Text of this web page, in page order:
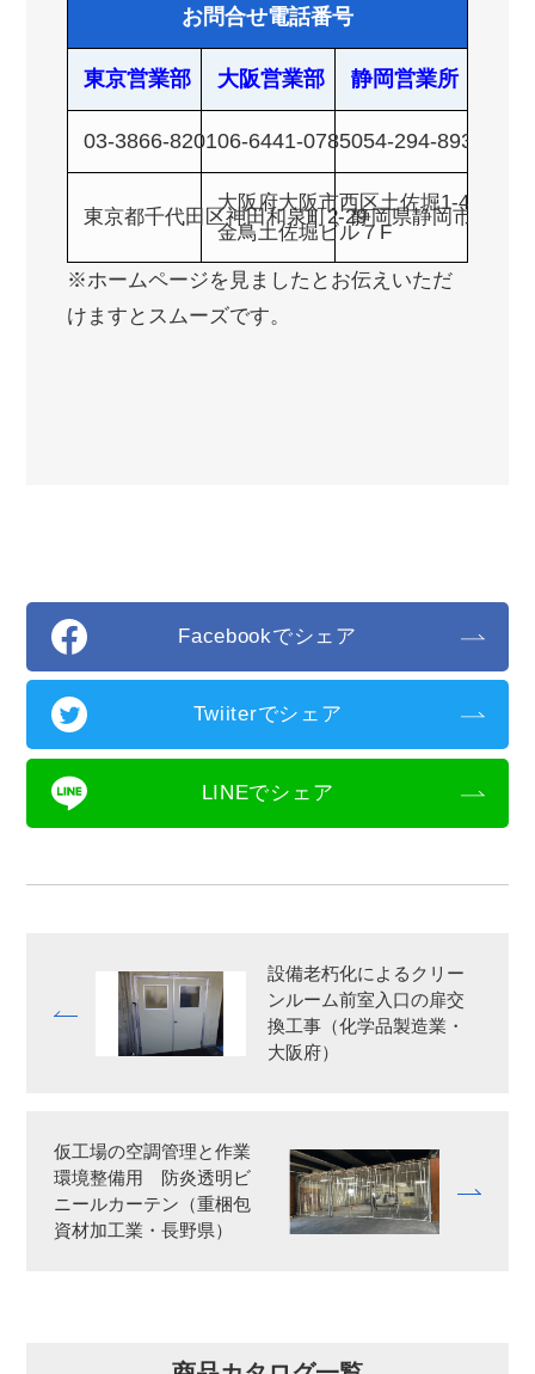
お問合せ電話番号
東京営業部 大阪営業部 静岡営業所
03-3866-820106-6441-0785054-294-8931
東京都千代田区神田和泉町2-29
大阪府大阪市西区土佐堀1-4-11
金鳥土佐堀ビル７F
静岡県静岡市葵区
※ホームページを見ましたとお伝えいただ
けますとスムーズです。
Facebookでシェア
Twiiterでシェア
LINEでシェア
設備老朽化によるクリー
ンルーム前室入口の扉交
換工事（化学品製造業・
大阪府）
仮工場の空調管理と作業
環境整備用 防炎透明ビ
ニールカーテン（重梱包
資材加工業・長野県）